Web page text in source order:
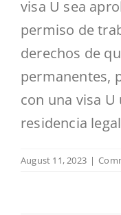
visa U sea
permiso de
derechos de
permanentes,
con una visa
residencia
August 11, 2023 |